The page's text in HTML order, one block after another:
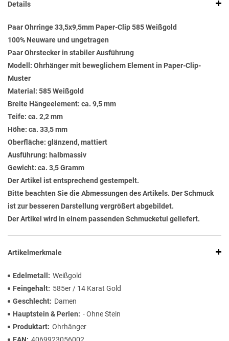
Details
Paar Ohrringe 33,5x9,5mm Paper-Clip 585 Weißgold
100% Neuware und ungetragen
Paar Ohrstecker in stabiler Ausführung
Modell: Ohrhänger mit beweglichem Element in Paper-Clip-
Muster
Material: 585 Weißgold
Breite Hängeelement: ca. 9,5 mm
Teife: ca. 2,2 mm
Höhe: ca. 33,5 mm
Oberfläche: glänzend, mattiert
Ausführung: halbmassiv
Gewicht: ca. 3,5 Gramm
Der Artikel ist entsprechend gestempelt.
Bitte beachten Sie die Abmessungen des Artikels. Der Schmuck
ist zur besseren Darstellung vergrößert abgebildet.
Der Artikel wird in einem passenden Schmucketui geliefert.
Artikelmerkmale
Edelmetall
Weißgold
Feingehalt
585er / 14 Karat Gold
Geschlecht
Damen
Hauptstein & Perlen
- Ohne Stein
Produktart Ohrhänger